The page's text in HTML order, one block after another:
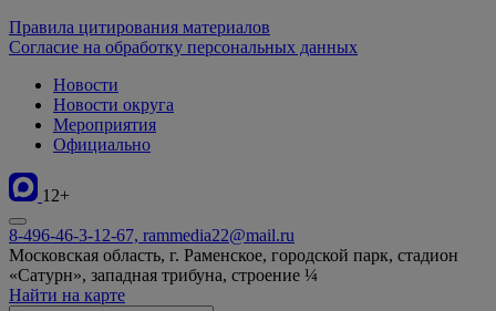
Правила цитирования материалов
Согласие на обработку персональных данных
Новости
Новости округа
Мероприятия
Официально
12+
8-496-46-3-12-67, rammedia22@mail.ru
Московская область, г. Раменское, городской парк, стадион
«Сатурн», западная трибуна, строение ¼
Найти на карте